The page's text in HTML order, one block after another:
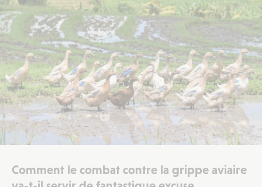
Comment le combat contre la grippe aviaire